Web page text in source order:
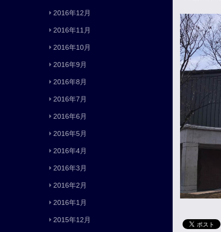
2016年12月
2016年11月
2016年10月
2016年9月
2016年8月
2016年7月
2016年6月
2016年5月
2016年4月
2016年3月
2016年2月
2016年1月
2015年12月